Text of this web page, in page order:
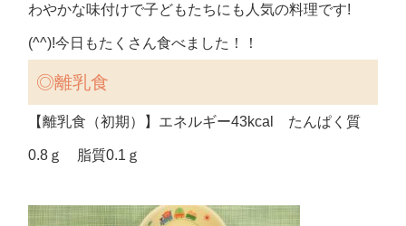
わやかな味付けで子どもたちにも人気の料理です!
(^^)!今日もたくさん食べました！！
◎離乳食
【離乳食（初期）】エネルギー43kcal たんぱく質
0.8ｇ 脂質0.1ｇ